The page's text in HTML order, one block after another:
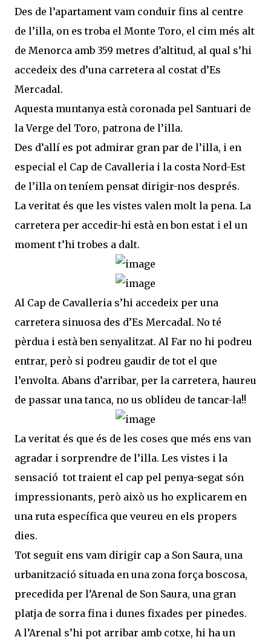
Des de l’apartament vam conduir fins al centre
de l’illa, on es troba el Monte Toro, el cim més alt
de Menorca amb 359 metres d’altitud, al qual s’hi
accedeix des d’una carretera al costat d’Es
Mercadal.
Aquesta muntanya està coronada pel Santuari de
la Verge del Toro, patrona de l’illa.
Des d’allí es pot admirar gran par de l’illa, i en
especial el Cap de Cavalleria i la costa Nord-Est
de l’illa on teníem pensat dirigir-nos després.
La veritat és que les vistes valen molt la pena. La
carretera per accedir-hi està en bon estat i el un
moment t’hi trobes a dalt.
Al Cap de Cavalleria s’hi accedeix per una
carretera sinuosa des d’Es Mercadal. No té
pèrdua i està ben senyalitzat. Al Far no hi podreu
entrar, però si podreu gaudir de tot el que
l’envolta. Abans d’arribar, per la carretera, haureu
de passar una tanca, no us oblideu de tancar-la!!
La veritat és que és de les coses que més ens van
agradar i sorprendre de l’illa. Les vistes i la
sensació tot traient el cap pel penya-segat són
impressionants, però això us ho explicarem en
una ruta específica que veureu en els propers
dies.
Tot seguit ens vam dirigir cap a Son Saura, una
urbanització situada en una zona força boscosa,
precedida per l’Arenal de Son Saura, una gran
platja de sorra fina i dunes fixades per pinedes.
A l’Arenal s’hi pot arribar amb cotxe, hi ha un